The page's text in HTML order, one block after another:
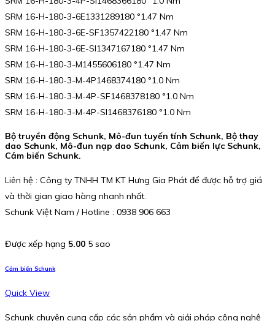
SRM 16-H-180-3-6E1331289180 °1.47 Nm
SRM 16-H-180-3-6E-SF1357422180 °1.47 Nm
SRM 16-H-180-3-6E-SI1347167180 °1.47 Nm
SRM 16-H-180-3-M1455606180 °1.47 Nm
SRM 16-H-180-3-M-4P1468374180 °1.0 Nm
SRM 16-H-180-3-M-4P-SF1468378180 °1.0 Nm
SRM 16-H-180-3-M-4P-SI1468376180 °1.0 Nm
Bộ truyền động Schunk, Mô-đun tuyến tính Schunk, Bộ thay
dao Schunk, Mô-đun nạp dao Schunk, Cảm biến lực Schunk,
Cảm biến Schunk.
Liên hệ : Công ty TNHH TM KT Hưng Gia Phát để được hỗ trợ giá
và thời gian giao hàng nhanh nhất.
Schunk Việt Nam / Hotline : 0938 906 663
Được xếp hạng 5.00 5 sao
Cảm biến Schunk
Quick View
Schunk chuyên cung cấp các sản phẩm và giải pháp công nghệ